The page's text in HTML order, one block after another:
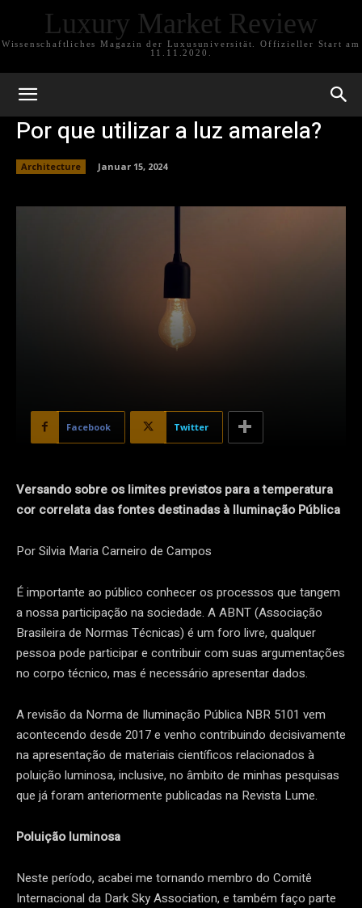
Luxury Market Review
Wissenschaftliches Magazin der Luxusuniversität. Offizieller Start am
11.11.2020.
Por que utilizar a luz amarela?
Architecture Januar 15, 2024
Facebook Twitter
Versando sobre os limites previstos para a temperatura
cor correlata das fontes destinadas à Iluminação Pública
Por Silvia Maria Carneiro de Campos
É importante ao público conhecer os processos que tangem
a nossa participação na sociedade. A ABNT (Associação
Brasileira de Normas Técnicas) é um foro livre, qualquer
pessoa pode participar e contribuir com suas argumentações
no corpo técnico, mas é necessário apresentar dados.
A revisão da Norma de Iluminação Pública NBR 5101 vem
acontecendo desde 2017 e venho contribuindo decisivamente
na apresentação de materiais científicos relacionados à
poluição luminosa, inclusive, no âmbito de minhas pesquisas
que já foram anteriormente publicadas na Revista Lume.
Poluição luminosa
Neste período, acabei me tornando membro do Comitê
Internacional da Dark Sky Association, e também faço parte